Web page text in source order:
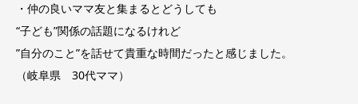
・仲の良いママ友と集まるとどうしても
“子ども”関係の話題になるけれど
”自分のこと”を話せて貴重な時間だったと感じました。
（岐阜県 30代ママ）